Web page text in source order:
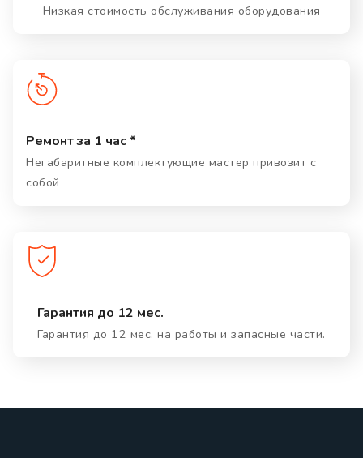
Низкая стоимость обслуживания оборудования
Ремонт за 1 час *
Негабаритные комплектующие мастер привозит с
собой
Гарантия до 12 мес.
Гарантия до 12 мес. на работы и запасные части.